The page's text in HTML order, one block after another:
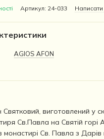
Артикул: 24-033 Написати
AGIOS AFON
виготовлений у
Св.Павла на Святій горі
монастирі Св. Павла з Дарів